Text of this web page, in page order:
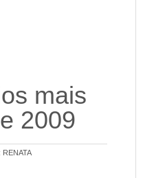
mais
2009
RENATA